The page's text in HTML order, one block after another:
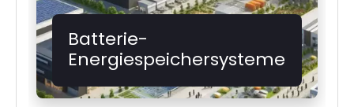
Batterie-
Energiespeichersysteme